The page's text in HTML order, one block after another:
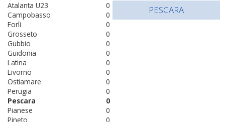
0
Atalanta U23
0
Campobasso
0
Forlì
0
Grosseto
0
Gubbio
0
Guidonia
0
Latina
0
Livorno
0
Ostiamare
0
Perugia
0
Pescara
0
Pianese
0
Pineto
PESCARA